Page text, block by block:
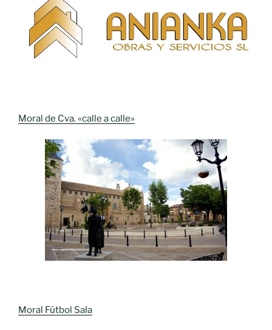
Moral de Cva. «calle a calle»
Moral Fútbol Sala